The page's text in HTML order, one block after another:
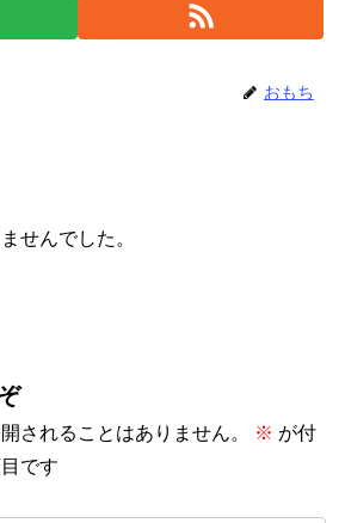
おもち
せんでした。
されることはありません。 ※ が付
です